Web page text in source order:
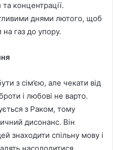
концентрації.
днями лютого, щоб
газ до упору.
з сім’єю, але чекати від
і любові не варто.
з Раком, тому
дисонанс. Він
знаходити спільну мову і